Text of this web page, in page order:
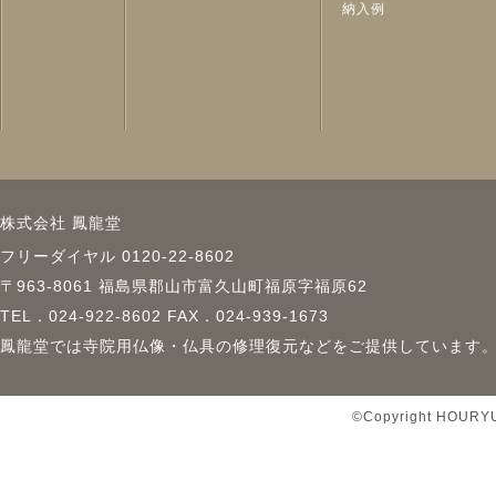
納入例
株式会社 鳳龍堂
フリーダイヤル 0120-22-8602
〒963-8061 福島県郡山市富久山町福原字福原62
TEL．024-922-8602 FAX．024-939-1673
鳳龍堂では寺院用仏像・仏具の修理復元などをご提供しています
©Copyright